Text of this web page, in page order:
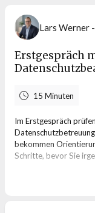
Lars Werner
Erstgespräch
15 Minuten
Im Erstgespräch
bekommen
Schritte, bevor Sie
Mehr Informationen